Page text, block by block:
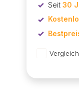
Seit30